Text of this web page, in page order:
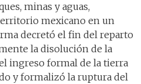
minas y aguas,
mexicano en un
decretó el fin del reparto
la disolución de la
ingreso formal de la tierra
y formalizó la ruptura del